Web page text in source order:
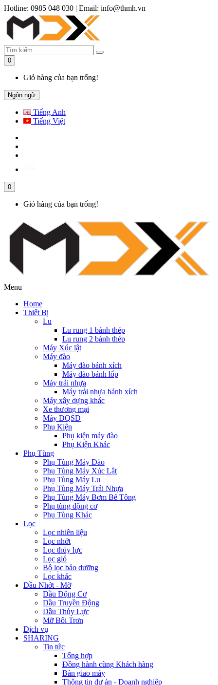
Hotline: 0985 048 030 | Email: info@thmh.vn
0
Giỏ hàng của bạn trống!
Ngôn ngữ
Tiếng Anh
Tiếng Việt
0
Giỏ hàng của bạn trống!
Menu
Home
Thiết Bị
Lu
Lu rung 1 bánh thép
Lu rung 2 bánh thép
Máy Xúc lật
Máy đào
Máy đào bánh xích
Máy đào bánh lốp
Máy trải nhựa
Máy trải nhựa bánh xích
Máy xây dựng khác
Xe thương mại
Máy ĐQSD
Phụ Kiện
Phụ kiện máy đào
Phụ Kiện Khác
Phụ Tùng
Phụ Tùng Máy Đào
Phụ Tùng Máy Xúc Lật
Phụ Tùng Máy Lu
Phụ Tùng Máy Trải Nhựa
Phụ Tùng Máy Bơm Bê Tông
Phụ tùng động cơ
Phụ Tùng Khác
Lọc
Lọc nhiên liệu
Lọc nhớt
Lọc thủy lực
Lọc gió
Bộ lọc bảo dưỡng
Lọc khác
Dầu Nhớt - Mỡ
Dầu Động Cơ
Dầu Truyền Động
Dầu Thủy Lực
Mỡ Bôi Trơn
Dịch vụ
SHARING
Tin tức
Tổng hợp
Đồng hành cùng Khách hàng
Bàn giao máy
Thông tin dự án - Doanh nghiệp